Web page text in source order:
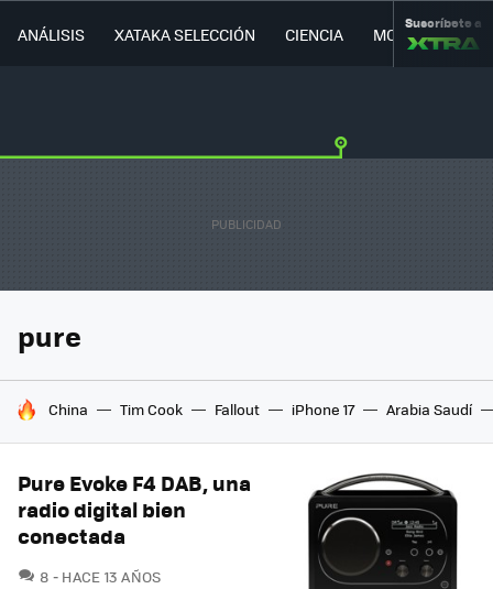
ANÁLISIS XATAKA SELECCIÓN CIENCIA MOVILIDAD
Suscríbete a
pure
HOY SE HABLA DE
China Tim Cook Fallout iPhone 17 Arabia Saudí
Pure Evoke F4 DAB, una
radio digital bien
conectada
8 COMENTARIOS
HACE 13 AÑOS